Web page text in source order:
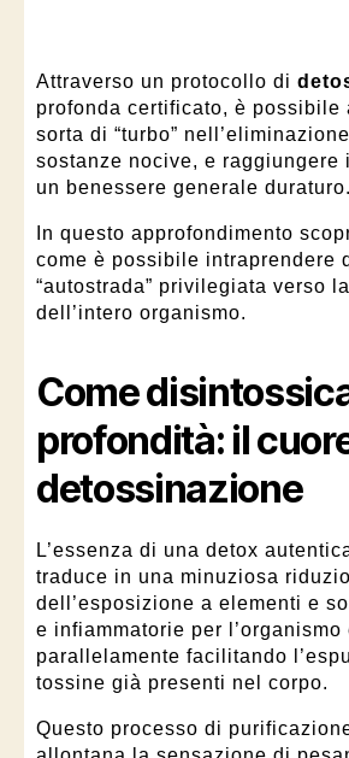
Attraverso un protocollo di
profonda certificato, è possibile
sorta di “turbo”
sostanze nocive, e raggiungere
un benessere generale duraturo.
In questo approfondimento
come è possibile intraprendere
“autostrada” privilegiata verso
dell’intero organismo.
Come
profondità: il
detossinazione
L’essenza di una detox
traduce in una minuziosa
dell’esposizione a elementi e
e infiammatorie per l’organismo
parallelamente facilitando
tossine già presenti nel corpo.
Questo processo di